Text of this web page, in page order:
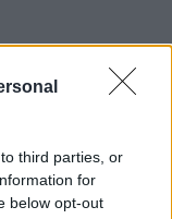
third parties, or
for
below opt-out